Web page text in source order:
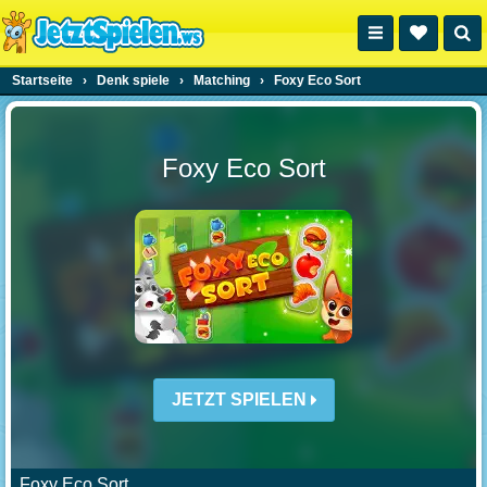
Startseite › Denk spiele › Matching › Foxy Eco Sort
Foxy Eco Sort
JETZT SPIELEN